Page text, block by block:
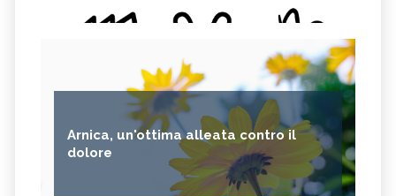
Arnica, un'ottima alleata contro il
dolore